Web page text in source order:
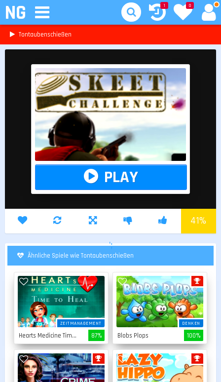
NG 0
1
Tontaubenschießen
PLAY
41%
';
Ähnliche Spiele wie Tontaubenschießen
ZEITMANAGEMENT
Hearts Medicine Time To Heal 87%
DENKEN
Blobs Plops 100%